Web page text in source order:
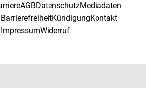
AGBDatenschutzMediadaten
KündigungKontakt
ImpressumWiderruf